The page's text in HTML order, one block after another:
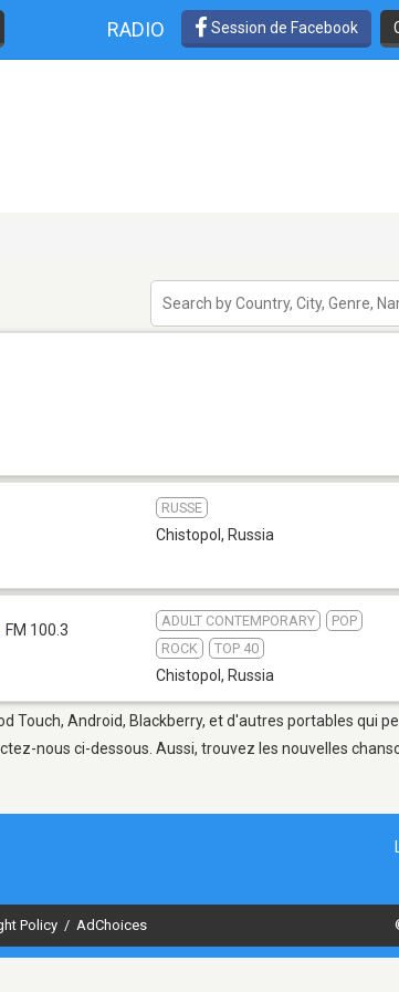
RADIO Session de Facebook
RUSSE
Chistopol , Russia
FM 100.3
ADULT CONTEMPORARY
POP
ROCK
TOP 40
Chistopol , Russia
Touch, Android, Blackberry, et d'autres portables qui
nous ci-dessous. Aussi, trouvez les nouvelles
Policy / AdChoices